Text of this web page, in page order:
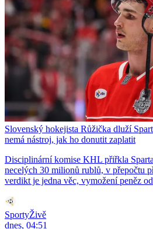
Slovenský hokejista Růžička dluží
nemá nástroj, jak ho donutit zaplatit
Disciplinární komise KHL přiřkla
necelých 30 milionů rublů, v přepočtu
verdikt je jedna věc, vymožení peněz
SportyŽivě
dnes, 04:51